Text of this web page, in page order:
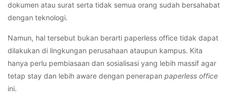
dokumen atau surat serta tidak semua orang sudah bersahabat
dengan teknologi.
Namun, hal tersebut bukan berarti paperless office tidak dapat
dilakukan di lingkungan perusahaan ataupun kampus. Kita
hanya perlu pembiasaan dan sosialisasi yang lebih massif agar
tetap stay dan lebih aware dengan penerapan paperless office
ini.